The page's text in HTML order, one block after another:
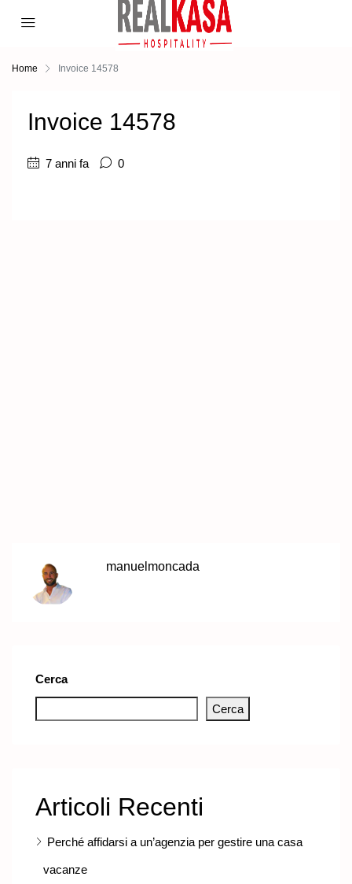
Home Invoice 14578
Invoice 14578
7 anni fa 0
manuelmoncada
Cerca
Cerca
Articoli Recenti
Perché affidarsi a un’agenzia per gestire una casa
vacanze